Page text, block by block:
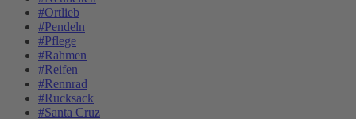
#Ortlieb
#Pendeln
#Pflege
#Rahmen
#Reifen
#Rennrad
#Rucksack
#Santa Cruz